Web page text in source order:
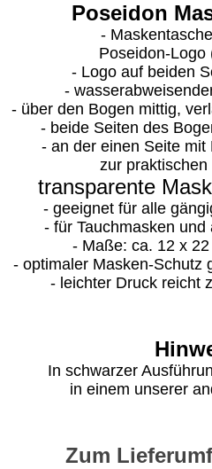
Poseidon
-
Poseidon-Logo
- Logo auf beiden
-
- über den Bogen mittig,
- beide Seiten des
- an der einen Seite mit
zur praktischen
transparente
- geeignet für alle
- für Tauchmasken
- Maße: ca. 12 x
- optimaler Masken-Schutz
- leichter Druck reicht
In schwarzer
in einem unserer
Zum